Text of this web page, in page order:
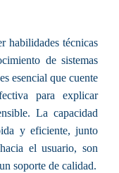
habilidades técnicas
de sistemas
esencial que cuente
para explicar
La capacidad
y eficiente, junto
el usuario, son
soporte de calidad.